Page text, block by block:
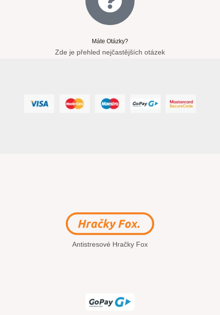
Máte Otázky?
Zde je přehled nejčastějších otázek
Antistresové Hračky Fox